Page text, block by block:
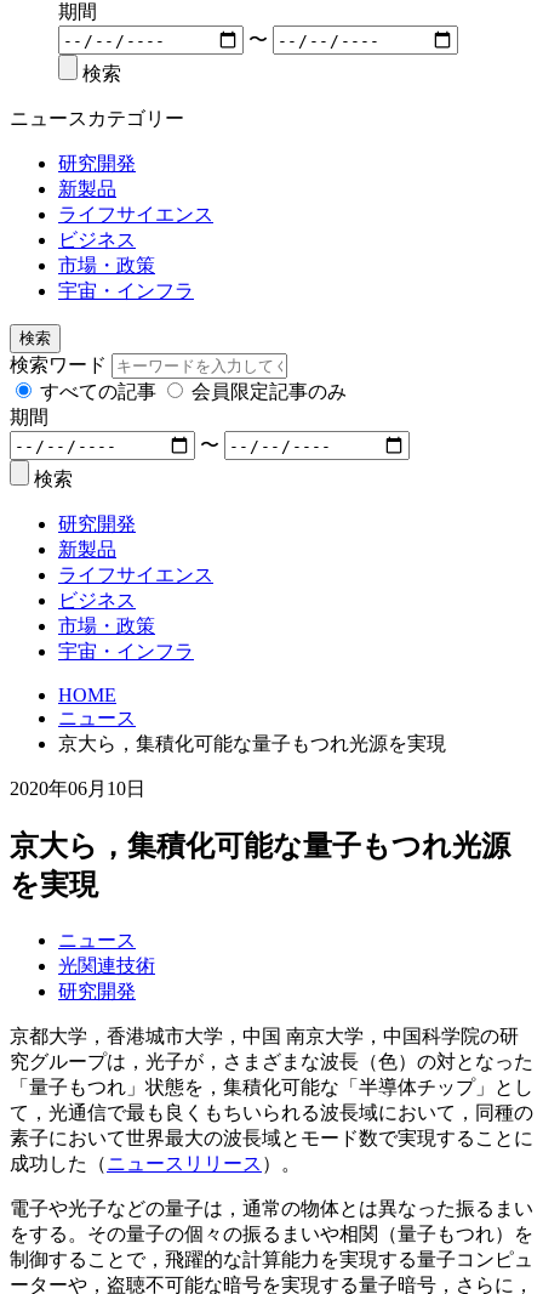
期間
〜
検索
ニュースカテゴリー
研究開発
新製品
ライフサイエンス
ビジネス
市場・政策
宇宙・インフラ
検索
検索ワード
すべての記事
会員限定記事のみ
期間
〜
検索
研究開発
新製品
ライフサイエンス
ビジネス
市場・政策
宇宙・インフラ
HOME
ニュース
京大ら，集積化可能な量子もつれ光源を実現
2020年06月10日
京大ら，集積化可能な量子もつれ光源
を実現
ニュース
光関連技術
研究開発
京都大学，香港城市大学，中国 南京大学，中国科学院の研
究グループは，光子が，さまざまな波長（色）の対となった
「量子もつれ」状態を，集積化可能な「半導体チップ」とし
て，光通信で最も良くもちいられる波長域において，同種の
素子において世界最大の波長域とモード数で実現することに
成功した（ニュースリリース ）。
電子や光子などの量子は，通常の物体とは異なった振るまい
をする。その量子の個々の振るまいや相関（量子もつれ）を
制御することで，飛躍的な計算能力を実現する量子コンピュ
ーターや，盗聴不可能な暗号を実現する量子暗号，さらに，